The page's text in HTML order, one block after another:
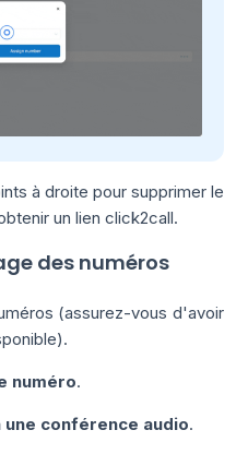
à droite pour supprimer le
un lien click2call.
des numéros
(assurez-vous d'avoir
numéro.
conférence audio.